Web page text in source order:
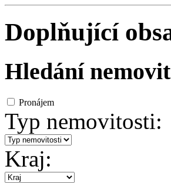
Doplňující
Hledání
Pronájem
Typ nemovitosti:
Kraj: